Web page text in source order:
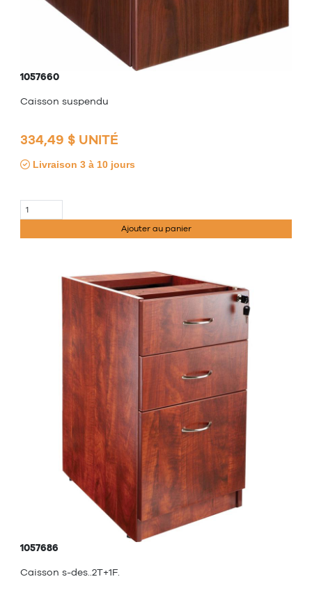
1057660
Caisson suspendu
334,49 $ UNITÉ
Livraison 3 à 10 jours
Ajouter au panier
1057686
Caisson s-des..2T+1F.